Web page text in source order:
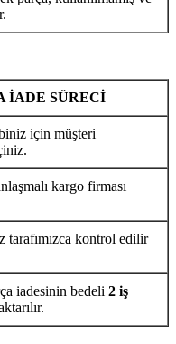
İADE SÜRECİ
için müşteri
kargo firması
tarafımızca kontrol edilir
iadesinin bedeli 2 iş